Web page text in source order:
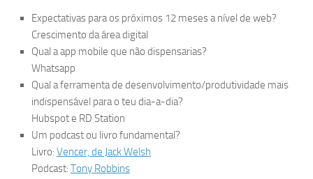
Expectativas para os próximos 12 meses a nível de web?
Crescimento da área digital
Qual a app mobile que não dispensarias?
Whatsapp
Qual a ferramenta de desenvolvimento/produtividade mais
indispensável para o teu dia-a-dia?
Hubspot e RD Station
Um podcast ou livro fundamental?
Livro: Vencer, de Jack Welsh
Podcast: Tony Robbins